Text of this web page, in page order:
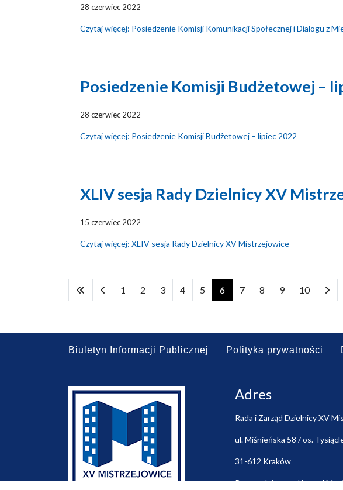
28 czerwiec 2022
Czytaj więcej: Posiedzenie Komisji Komunikacji Społecznej i Dialogu z
Posiedzenie Komisji Budżetowej –
28 czerwiec 2022
Czytaj więcej: Posiedzenie Komisji Budżetowej – lipiec 2022
XLIV sesja Rady Dzielnicy XV
15 czerwiec 2022
Czytaj więcej: XLIV sesja Rady Dzielnicy XV Mistrzejowice
1 2 3 4 5 6 7 8 9 10
Biuletyn Informacji Publicznej Polityka prywatności
Adres
Rada i Zarząd Dzielnicy XV
ul. Miśnieńska 58 / os.
31-612 Kraków
Przewodniczący: Konrad